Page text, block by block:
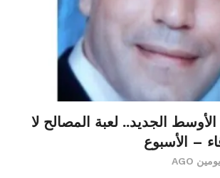
الجديد.. لعبة المصالح لا
– الأسبوع
يومين AGO